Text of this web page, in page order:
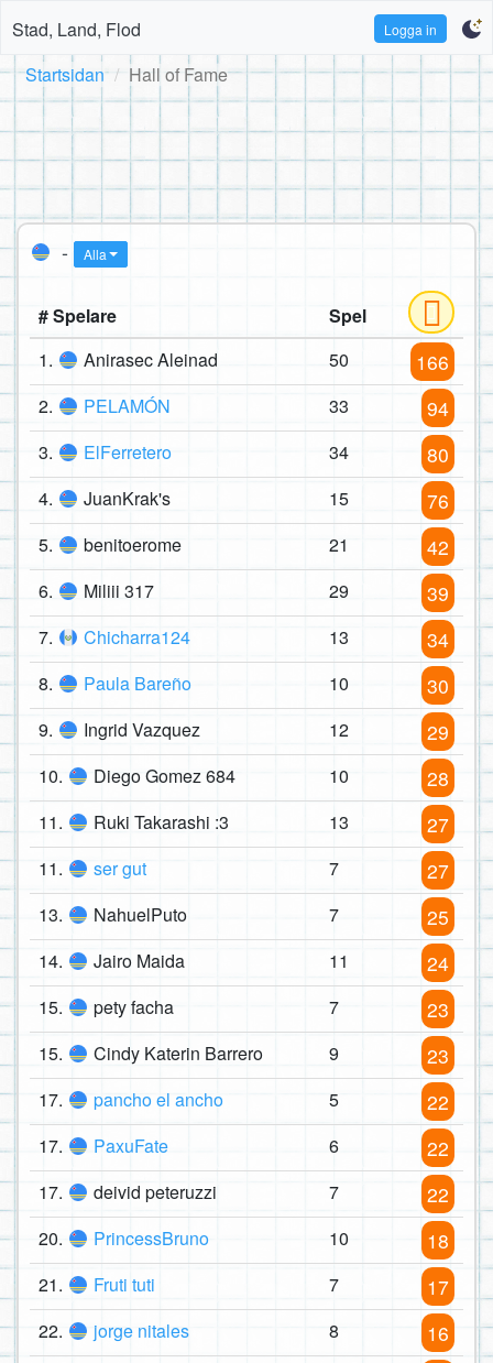
Stad, Land, Flod Logga in
Startsidan Hall of Fame
- Alla
# Spelare
Spel
1.
Anirasec Aleinad 50 166
2. PELAMÓN 33 94
3. ElFerretero 34 80
4. JuanKrak's 15 76
5. benitoerome 21 42
6. Miliii 317 29 39
7. Chicharra124 13 34
8. Paula Bareño 10 30
9. Ingrid Vazquez 12 29
10. Diego Gomez 684 10 28
11. Ruki Takarashi :3 13 27
11. ser gut 7 27
13. NahuelPuto 7 25
14. Jairo Maida 11 24
15. pety facha 7 23
15. Cindy Katerin Barrero 9 23
17. pancho el ancho 5 22
17. PaxuFate 6 22
17. deivid peteruzzi 7 22
20. PrincessBruno 10 18
21. Fruti tuti 7 17
22. jorge nitales 8 16